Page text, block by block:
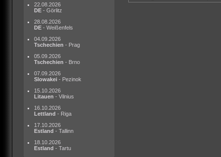
22.08.2026
DE - Görlitz
28.08.2026
DE - Weißenfels
04.09.2026
Tschechien - Prag
05.09.2026
Tschechien - Brno
07.09.2026
Slowakei - Pezinok
15.10.2026
Litauen - Vilnius
16.10.2026
Lettland - Riga
17.10.2026
Estland - Tallinn
18.10.2026
Estland - Tartu